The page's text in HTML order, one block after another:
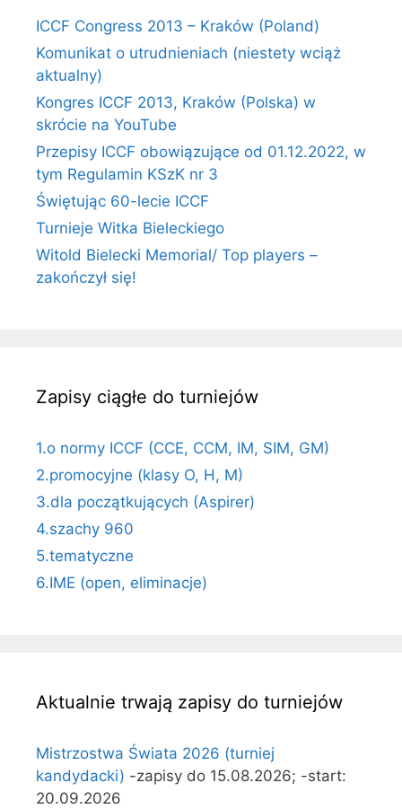
ICCF Congress 2013 – Kraków (Poland)
Komunikat o utrudnieniach (niestety wciąż
aktualny)
Kongres ICCF 2013, Kraków (Polska) w
skrócie na YouTube
Przepisy ICCF obowiązujące od 01.12.2022, w
tym Regulamin KSzK nr 3
Świętując 60-lecie ICCF
Turnieje Witka Bieleckiego
Witold Bielecki Memorial/ Top players –
zakończył się!
Zapisy ciągłe do turniejów
1.o normy ICCF (CCE, CCM, IM, SIM, GM)
2.promocyjne (klasy O, H, M)
3.dla początkujących (Aspirer)
4.szachy 960
5.tematyczne
6.IME (open, eliminacje)
Aktualnie trwają zapisy do turniejów
Mistrzostwa Świata 2026 (turniej
kandydacki) -zapisy do 15.08.2026; -start:
20.09.2026